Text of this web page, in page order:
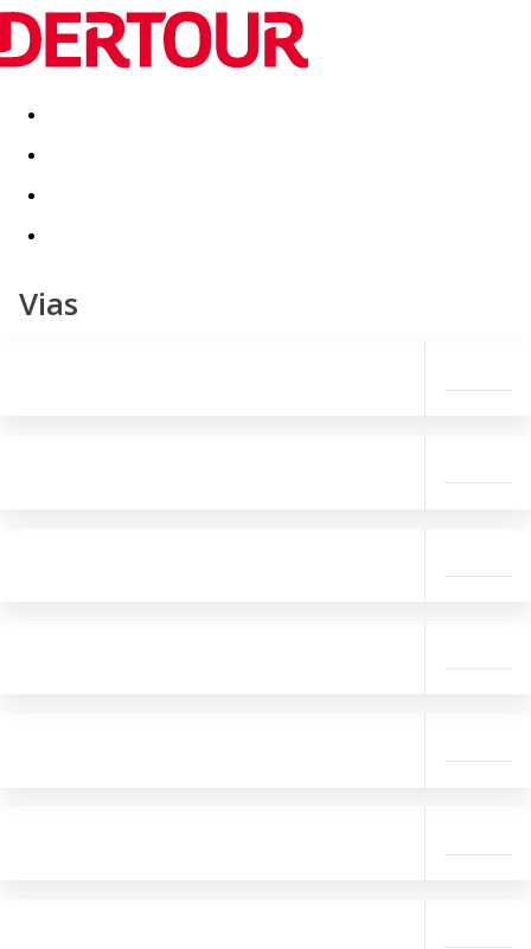
Destinatii Vacanta perfecta OFERTE DE NERATAT
Vias